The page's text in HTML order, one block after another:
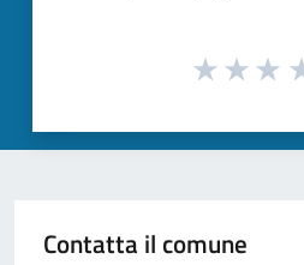
Contatta il comune